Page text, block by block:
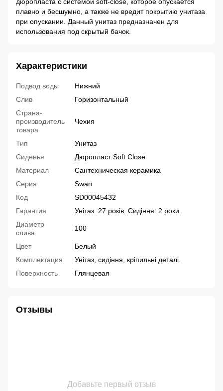
плавно и бесшумно, а также не вредит покрытию унитаза
при опускании. Данный унитаз предназначен для
использования под скрытый бачок.
Характеристики
Подвод воды
Нижний
Слив
Горизонтальный
Страна-
производитель
товара
Чехия
Тип
Унитаз
Сиденья
Дюропласт Soft Close
Материал
Сантехническая керамика
Серия
Swan
Код
SD00045432
Гарантия
Унітаз: 27 років. Сидіння: 2 роки.
Диаметр
слива
100
Цвет
Белый
Комплектация
Унітаз, сидіння, кріпильні деталі.
Поверхность
Глянцевая
Отзывы
Добавьте первый отзыв